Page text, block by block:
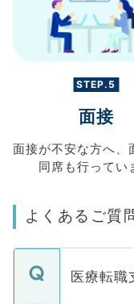
STEP.5
面接
面接が不安な方へ、
同席も行ってい
よくあるご質
医療転職